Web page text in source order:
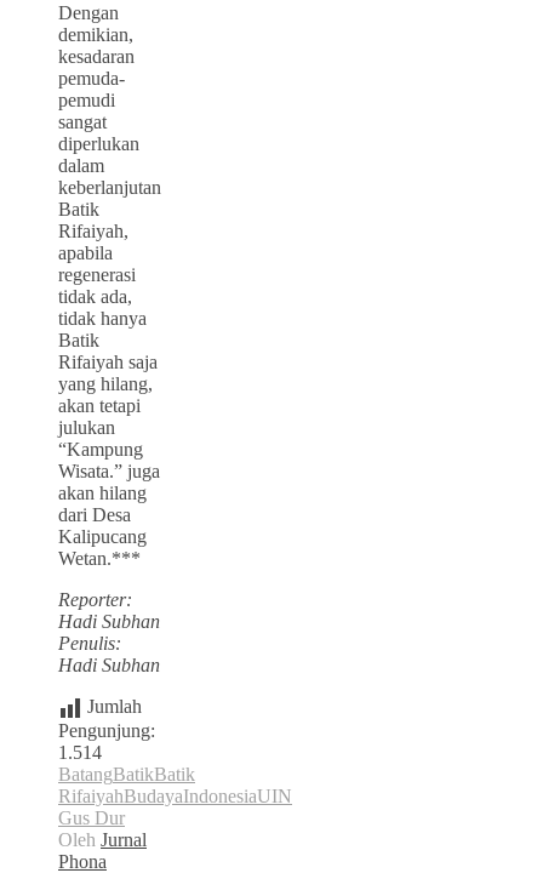
Dengan
demikian,
kesadaran
pemuda-
pemudi
sangat
diperlukan
dalam
keberlanjutan
Batik
Rifaiyah,
apabila
regenerasi
tidak ada,
tidak hanya
Batik
Rifaiyah saja
yang hilang,
akan tetapi
julukan
“Kampung
Wisata.” juga
akan hilang
dari Desa
Kalipucang
Wetan.***
Reporter:
Hadi Subhan
Penulis:
Hadi Subhan
Jumlah
Pengunjung:
1.514
BatangBatikBatik
RifaiyahBudayaIndonesiaUIN
Gus Dur
Oleh Jurnal
Phona